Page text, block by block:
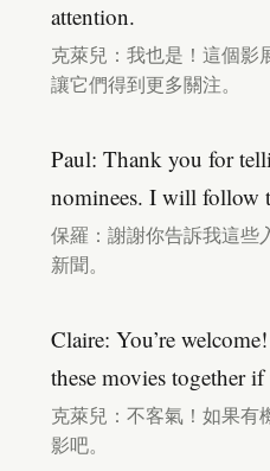
attention.
克萊兒：我也是！這個影
讓它們得到更多關注。
Paul: Thank you for
nominees. I will follow
保羅：謝謝你告訴我這些
新聞。
Claire: You’re
these movies together if
克萊兒：不客氣！如果有
影吧。